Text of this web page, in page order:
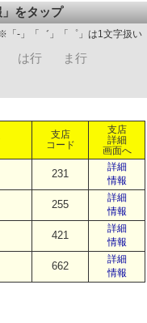
をタップ
「-」「゛」「゜」は1文字扱い
は行
ま行
支店
コード
支店
詳細
画面へ
231
詳細
情報
255
詳細
情報
421
詳細
情報
662
詳細
情報